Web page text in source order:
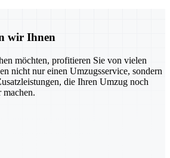
wir Ihnen
möchten, profitieren Sie von vielen
nicht nur einen Umzugsservice, sondern
die Ihren Umzug noch
machen.